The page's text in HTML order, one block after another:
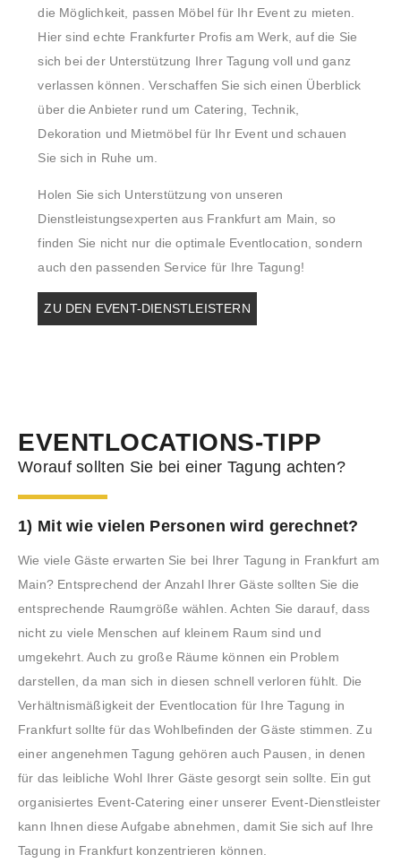
die Möglichkeit, passen Möbel für Ihr Event zu mieten.
Hier sind echte Frankfurter Profis am Werk, auf die Sie
sich bei der Unterstützung Ihrer Tagung voll und ganz
verlassen können. Verschaffen Sie sich einen Überblick
über die Anbieter rund um Catering, Technik,
Dekoration und Mietmöbel für Ihr Event und schauen
Sie sich in Ruhe um.
Holen Sie sich Unterstützung von unseren
Dienstleistungsexperten aus Frankfurt am Main, so
finden Sie nicht nur die optimale Eventlocation, sondern
auch den passenden Service für Ihre Tagung!
ZU DEN EVENT-DIENSTLEISTERN
EVENTLOCATIONS-TIPP
Worauf sollten Sie bei einer Tagung achten?
1) Mit wie vielen Personen wird gerechnet?
Wie viele Gäste erwarten Sie bei Ihrer Tagung in Frankfurt am
Main? Entsprechend der Anzahl Ihrer Gäste sollten Sie die
entsprechende Raumgröße wählen. Achten Sie darauf, dass
nicht zu viele Menschen auf kleinem Raum sind und
umgekehrt. Auch zu große Räume können ein Problem
darstellen, da man sich in diesen schnell verloren fühlt. Die
Verhältnismäßigkeit der Eventlocation für Ihre Tagung in
Frankfurt sollte für das Wohlbefinden der Gäste stimmen. Zu
einer angenehmen Tagung gehören auch Pausen, in denen
für das leibliche Wohl Ihrer Gäste gesorgt sein sollte. Ein gut
organisiertes Event-Catering einer unserer Event-Dienstleister
kann Ihnen diese Aufgabe abnehmen, damit Sie sich auf Ihre
Tagung in Frankfurt konzentrieren können.